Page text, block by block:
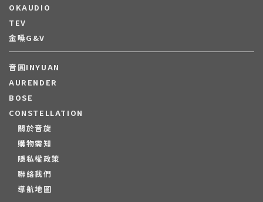
OKAUDIO
TEV
金嗓G&V
音圓INYUAN
AURENDER
BOSE
CONSTELLATION
關於音旋
購物需知
隱私權政策
聯絡我們
導航地圖